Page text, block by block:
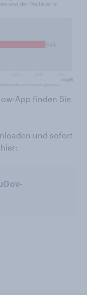
App finden Sie
und sofort